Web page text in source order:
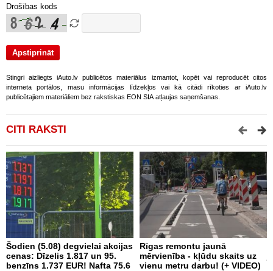
Drošības kods
Stingri aizliegts iAuto.lv publicētos materiālus izmantot, kopēt vai reproducēt citos
interneta portālos, masu informācijas līdzekļos vai kā citādi rīkoties ar iAuto.lv
publicētajiem materiāliem bez rakstiskas EON SIA atļaujas saņemšanas.
CITI RAKSTI
Šodien (5.08) degvielai akcijas
cenas: Dīzelis 1.817 un 95.
benzīns 1.737 EUR! Nafta 75.6
Rīgas remontu jaunā
mērvienība - kļūdu skaits uz
vienu metru darbu! (+ VIDEO)